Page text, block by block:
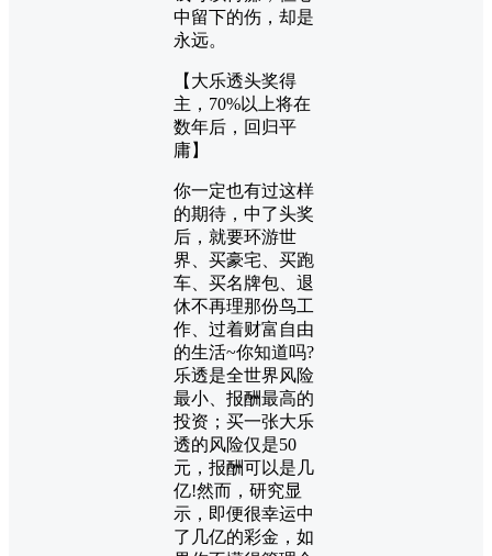
中留下的伤，却是
永远。
【大乐透头奖得
主，70%以上将在
数年后，回归平
庸】
你一定也有过这样
的期待，中了头奖
后，就要环游世
界、买豪宅、买跑
车、买名牌包、退
休不再理那份鸟工
作、过着财富自由
的生活~你知道吗?
乐透是全世界风险
最小、报酬最高的
投资；买一张大乐
透的风险仅是50
元，报酬可以是几
亿!然而，研究显
示，即便很幸运中
了几亿的彩金，如